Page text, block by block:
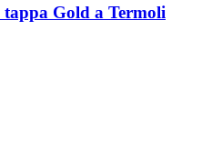
tappa Gold a Termoli